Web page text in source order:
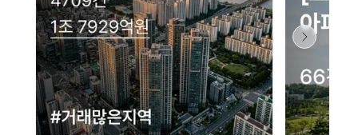
네이버 지도 연결 안내
현재 네이버 지도 연결이 원활하지 않아 지도를 불러올 수 없습니다.
이용에 불편을 드려 죄송합니다.
다시 시도